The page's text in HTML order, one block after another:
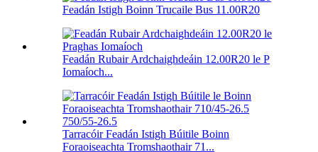
Feadán Istigh Boinn Trucaile Bus 11.00R20
Feadán Rubair Ardchaighdeáin 12.00R20 le P
Iomaíoch...
Tarracóir Feadán Istigh Búitile Boinn
Foraoiseachta Tromshaothair 71...